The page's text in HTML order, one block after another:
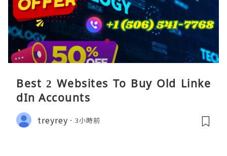
Best 2 Websites To Buy Old Linke
dIn Accounts
treyrey 3小時前